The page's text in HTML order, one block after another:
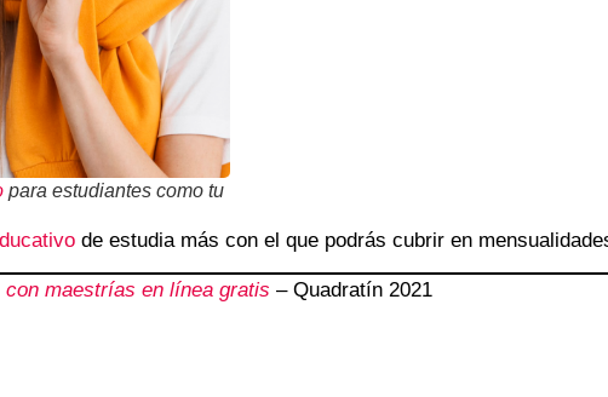
para estudiantes como tu
de estudia más con el que podrás cubrir en
maestrías en línea gratis – Quadratín 2021